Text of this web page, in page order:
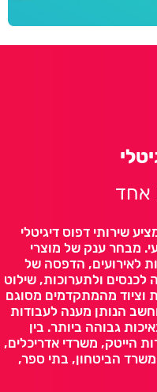
אחד
שירותי דפוס דיגיטלי
מבחר ענק של מוצרי
לאירועים, הדפסה של
לכנסים ולתערוכות, שילוט
וציוד מהמתקדמים מסוגם
הנותן מענה לעבודות
גבוהה ביותר. בין
הייטק, משרדי אדריכלים,
הביטחון, בתי ספר,